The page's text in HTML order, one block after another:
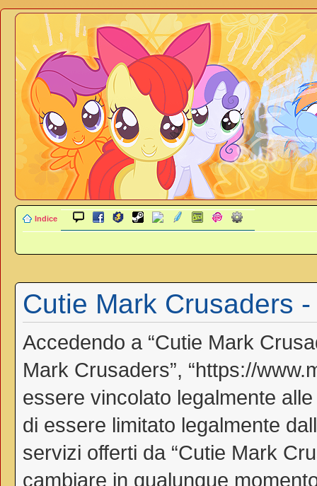
Indice
Cutie Mark Crusaders
Accedendo a “Cutie Mark
Mark Crusaders”, “https://
essere vincolato legalmente
di essere limitato legalmente
servizi offerti da “Cutie Mark
cambiare in qualunque